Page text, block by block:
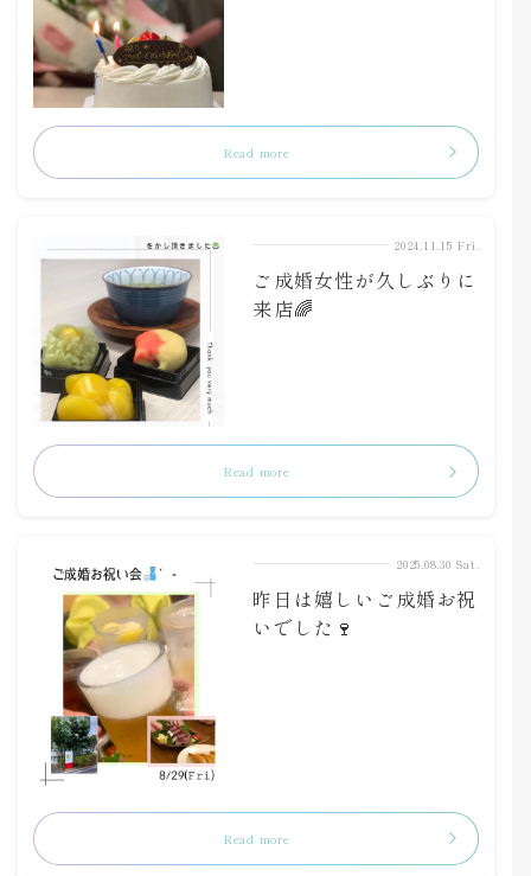
Read more
2024.11.15 Fri.
ご成婚女性が久しぶりに
来店🌈
Read more
2025.08.30 Sat.
昨日は嬉しいご成婚お祝
いでした🍷
Read more